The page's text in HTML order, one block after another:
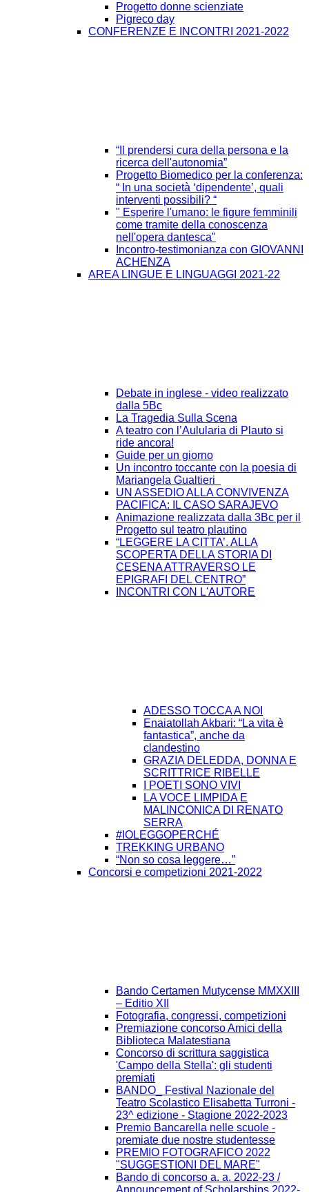
Progetto donne scienziate
Pigreco day
CONFERENZE E INCONTRI 2021-2022
“Il prendersi cura della persona e la
ricerca dell'autonomia”
Progetto Biomedico per la conferenza:
“ In una società ‘dipendente’, quali
interventi possibili? “
" Esperire l'umano: le figure femminili
come tramite della conoscenza
nell'opera dantesca"
Incontro-testimonianza con GIOVANNI
ACHENZA
AREA LINGUE E LINGUAGGI 2021-22
Debate in inglese - video realizzato
dalla 5Bc
La Tragedia Sulla Scena
A teatro con l’Aulularia di Plauto si
ride ancora!
Guide per un giorno
Un incontro toccante con la poesia di
Mariangela Gualtieri
UN ASSEDIO ALLA CONVIVENZA
PACIFICA: IL CASO SARAJEVO
Animazione realizzata dalla 3Bc per il
Progetto sul teatro plautino
“LEGGERE LA CITTA’. ALLA
SCOPERTA DELLA STORIA DI
CESENA ATTRAVERSO LE
EPIGRAFI DEL CENTRO”
INCONTRI CON L'AUTORE
ADESSO TOCCA A NOI
Enaiatollah Akbari: “La vita è
fantastica”, anche da
clandestino
GRAZIA DELEDDA, DONNA E
SCRITTRICE RIBELLE
I POETI SONO VIVI
LA VOCE LIMPIDA E
MALINCONICA DI RENATO
SERRA
#IOLEGGOPERCHÉ
TREKKING URBANO
“Non so cosa leggere…”
Concorsi e competizioni 2021-2022
Bando Certamen Mutycense MMXXIII
– Editio XII
Fotografia, congressi, competizioni
Premiazione concorso Amici della
Biblioteca Malatestiana
Concorso di scrittura saggistica
'Campo della Stella': gli studenti
premiati
BANDO_ Festival Nazionale del
Teatro Scolastico Elisabetta Turroni -
23^ edizione - Stagione 2022-2023
Premio Bancarella nelle scuole -
premiate due nostre studentesse
PREMIO FOTOGRAFICO 2022
"SUGGESTIONI DEL MARE"
Bando di concorso a. a. 2022-23 /